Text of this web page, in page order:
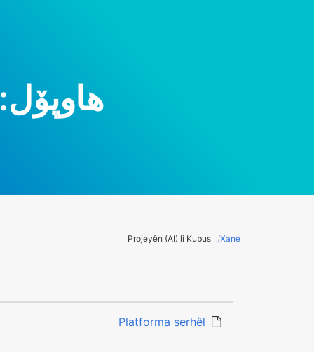
هاوپۆل:
Xane
Projeyên (AI) li Kubus
Platforma serhêl